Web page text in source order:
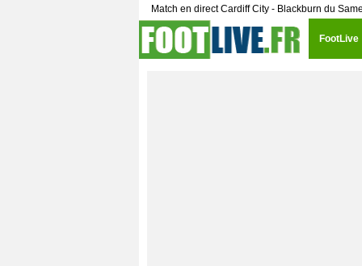
Match en direct Cardiff City - Blackburn du
FootLive